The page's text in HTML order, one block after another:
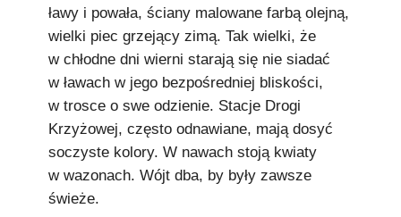
ławy i powała, ściany malowane farbą olejną,
wielki piec grzejący zimą. Tak wielki, że
w chłodne dni wierni starają się nie siadać
w ławach w jego bezpośredniej bliskości,
w trosce o swe odzienie. Stacje Drogi
Krzyżowej, często odnawiane, mają dosyć
soczyste kolory. W nawach stoją kwiaty
w wazonach. Wójt dba, by były zawsze
świeże.